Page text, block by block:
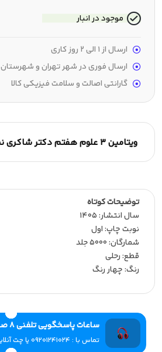
ویتامین 3 علوم هفتم دکتر شاکری نشر تیزهوشان
توضیحات کوتاه
سال انتشار: 1405
نوبت چاپ: اول
شمارگان: 5000 جلد
قطع: رحلی
رنگ: چهار رنگ
ساعات پاسخگویی تلفنی 8 صبح الی 22
تماس با : 09201241024 یا چت آنلاین
موجود در انبار
ارسال از 1 الی 2 روز کاری
ارسال فوری در شهر تهران و شهرستان
گارانتی اصالت و سلامت فیزیکی کالا